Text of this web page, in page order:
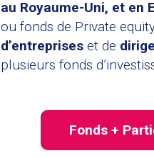
au Royaume-Uni, et en
ou fonds de Private
d’entreprises et de
plusieurs fonds
Fonds +